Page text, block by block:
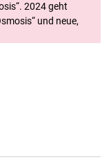
2024 geht
und neue,